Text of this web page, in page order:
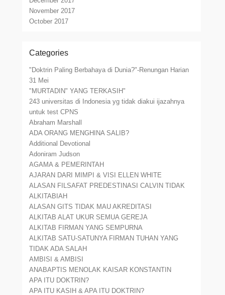
November 2017
October 2017
Categories
"Doktrin Paling Berbahaya di Dunia?"-Renungan Harian
31 Mei
"MURTADIN" YANG TERKASIH"
243 universitas di Indonesia yg tidak diakui ijazahnya
untuk test CPNS
Abraham Marshall
ADA ORANG MENGHINA SALIB?
Additional Devotional
Adoniram Judson
AGAMA & PEMERINTAH
AJARAN DARI MIMPI & VISI ELLEN WHITE
ALASAN FILSAFAT PREDESTINASI CALVIN TIDAK
ALKITABIAH
ALASAN GITS TIDAK MAU AKREDITASI
ALKITAB ALAT UKUR SEMUA GEREJA
ALKITAB FIRMAN YANG SEMPURNA
ALKITAB SATU-SATUNYA FIRMAN TUHAN YANG
TIDAK ADA SALAH
AMBISI & AMBISI
ANABAPTIS MENOLAK KAISAR KONSTANTIN
APA ITU DOKTRIN?
APA ITU KASIH & APA ITU DOKTRIN?